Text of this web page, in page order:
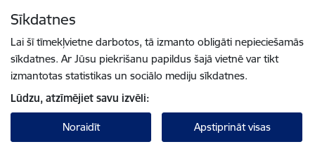
Sīkdatnes
Lai šī tīmekļvietne darbotos, tā izmanto obligāti nepieciešamās
sīkdatnes. Ar Jūsu piekrišanu papildus šajā vietnē var tikt
izmantotas statistikas un sociālo mediju sīkdatnes.
Lūdzu, atzīmējiet savu izvēli:
Noraidīt Apstiprināt visas